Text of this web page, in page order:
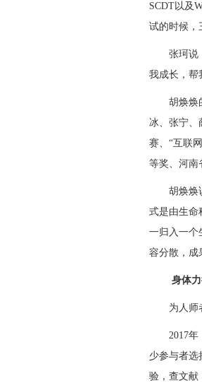
SCDT以及
试的时候，
张珂说
我成长，帮
胡焕焕
冰、张宁、
赛、“互联
等奖、河南
胡焕焕
式是由生命
一归入一个
容分散，成
身体
为人师
2017
少参与者选
验，查文献